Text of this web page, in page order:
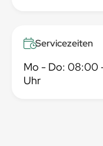
Servicezeiten
Mo - Do: 08:00
Uhr